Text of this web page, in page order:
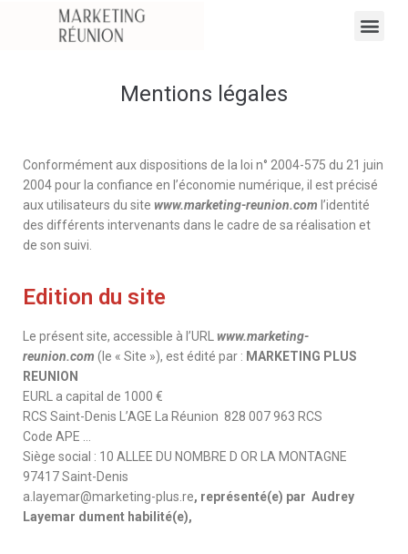
Mentions légales
Conformément aux dispositions de la loi n° 2004-575 du 21 juin
2004 pour la confiance en l’économie numérique, il est précisé
aux utilisateurs du site www.marketing-reunion.com l’identité
des différents intervenants dans le cadre de sa réalisation et
de son suivi.
Edition du site
Le présent site, accessible à l’URL www.marketing-
reunion.com (le « Site »), est édité par : MARKETING PLUS
REUNION
EURL a capital de 1000 €
RCS Saint-Denis L’AGE La Réunion 828 007 963 RCS
Code APE …
Siège social : 10 ALLEE DU NOMBRE D OR LA MONTAGNE
97417 Saint-Denis
a.layemar@marketing-plus.re, représenté(e) par Audrey
Layemar dument habilité(e),